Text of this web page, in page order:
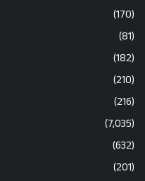
(170)
(81)
(182)
(210)
(216)
(7,035)
(632)
(201)